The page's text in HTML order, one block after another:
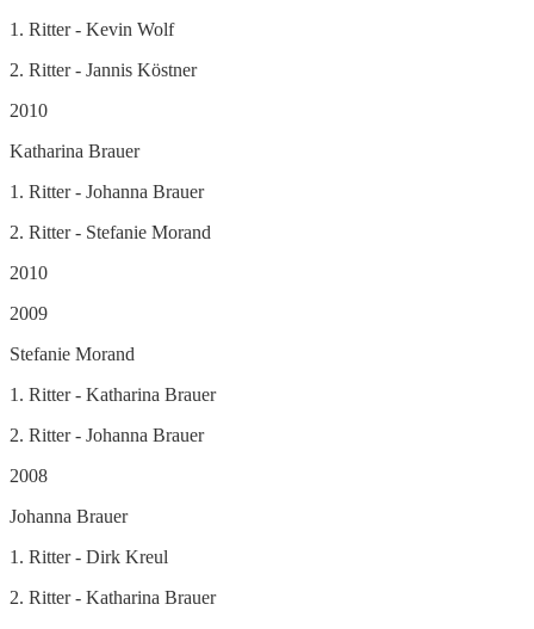
1. Ritter - Kevin Wolf
2. Ritter - Jannis Köstner
2010
Katharina Brauer
1. Ritter - Johanna Brauer
2. Ritter - Stefanie Morand
2010
2009
Stefanie Morand
1. Ritter - Katharina Brauer
2. Ritter - Johanna Brauer
2008
Johanna Brauer
1. Ritter - Dirk Kreul
2. Ritter - Katharina Brauer